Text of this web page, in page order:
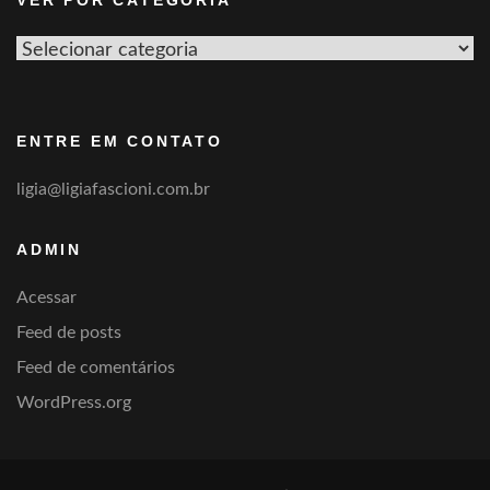
Ver
ENTRE EM CONTATO
ligia@ligiafascioni.com.br
ADMIN
Acessar
Feed de posts
Feed de comentários
WordPress.org